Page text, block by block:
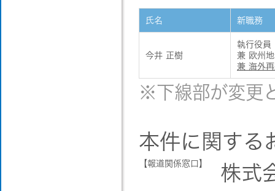
氏名 新職務
今井 正樹
執行役員
兼 欧州
兼 海外
※下線部が変更
本件に関する
【報道関係窓口】
株式